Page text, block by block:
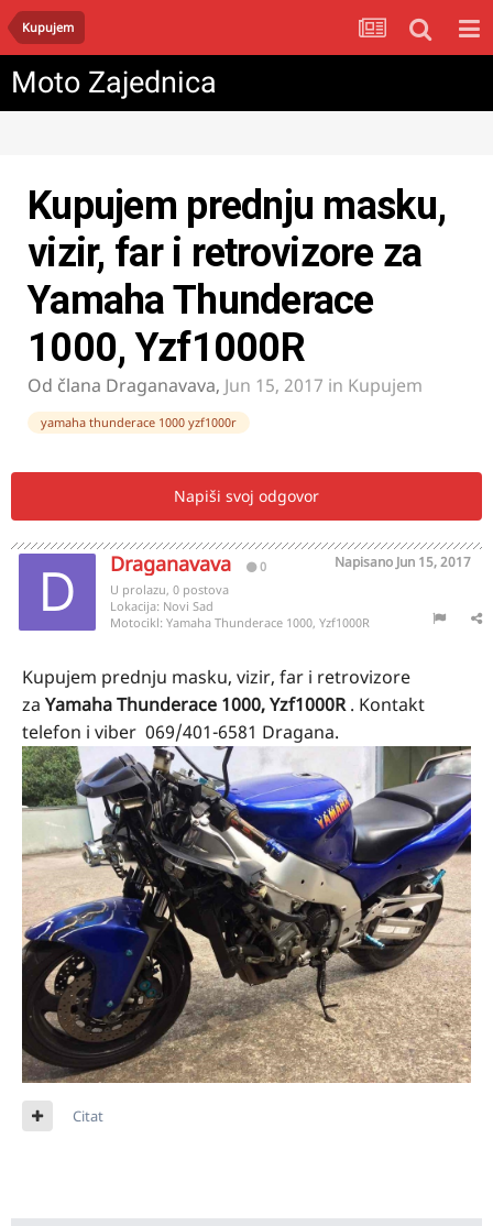
Kupujem
Moto Zajednica
Kupujem prednju masku,
vizir, far i retrovizore za
Yamaha Thunderace
1000, Yzf1000R
Od člana Draganavava, Jun 15, 2017 in Kupujem
yamaha thunderace 1000 yzf1000r
Napiši svoj odgovor
Draganavava 0 Napisano Jun 15, 2017
U prolazu, 0 postova
Lokacija: Novi Sad
Motocikl: Yamaha Thunderace 1000, Yzf1000R
Kupujem prednju masku, vizir, far i retrovizore
za Yamaha Thunderace 1000, Yzf1000R. Kontakt
telefon i viber 069/401-6581 Dragana.
Citat